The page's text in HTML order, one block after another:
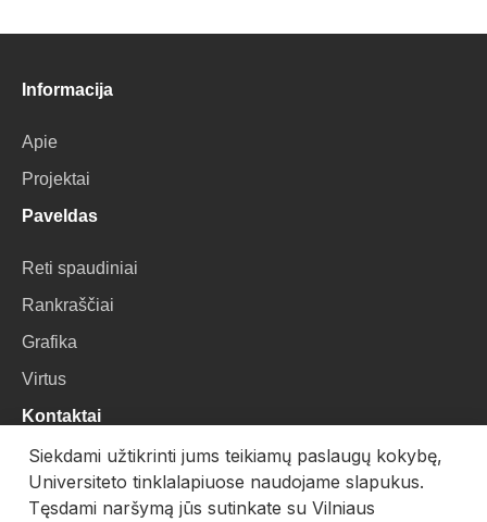
Informacija
Apie
Projektai
Paveldas
Reti spaudiniai
Rankraščiai
Grafika
Virtus
Kontaktai
VU Biblioteka
Universiteto g. 3, LT-01122, Vilnius
Siekdami užtikrinti jums teikiamų paslaugų kokybę,
Universiteto tinklalapiuose naudojame slapukus.
Tęsdami naršymą jūs sutinkate su Vilniaus